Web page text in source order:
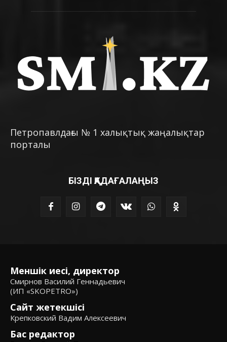
Петропавлдағы № 1 халықтық жаңалықтар
порталы
БІЗДІ ҚАДАҒАЛАҢЫЗ
Меншік иесі, директор
Смирнов Василий Геннадьевич
(ИП «SKOPETRO»)
Сайт жетекшісі
Крепковский Вадим Алексеевич
Бас редактор